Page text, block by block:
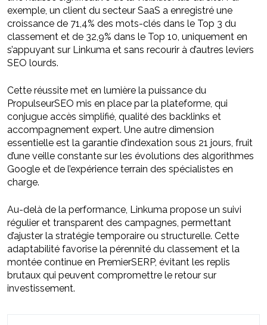
exemple, un client du secteur SaaS a enregistré une
croissance de 71,4% des mots-clés dans le Top 3 du
classement et de 32,9% dans le Top 10, uniquement en
s’appuyant sur Linkuma et sans recourir à d’autres leviers
SEO lourds.
Cette réussite met en lumière la puissance du
PropulseurSEO mis en place par la plateforme, qui
conjugue accès simplifié, qualité des backlinks et
accompagnement expert. Une autre dimension
essentielle est la garantie d’indexation sous 21 jours, fruit
d’une veille constante sur les évolutions des algorithmes
Google et de l’expérience terrain des spécialistes en
charge.
Au-delà de la performance, Linkuma propose un suivi
régulier et transparent des campagnes, permettant
d’ajuster la stratégie temporaire ou structurelle. Cette
adaptabilité favorise la pérennité du classement et la
montée continue en PremierSERP, évitant les replis
brutaux qui peuvent compromettre le retour sur
investissement.